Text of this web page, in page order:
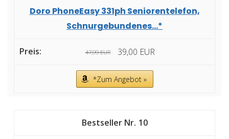
Doro PhoneEasy 331ph Seniorentelefon,
Schnurgebundenes...*
47,99 EUR 39,00 EUR
*Zum Angebot »
10